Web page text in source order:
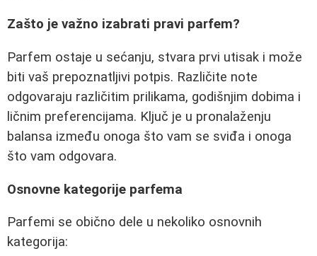
Zašto je važno izabrati pravi parfem?
Parfem ostaje u sećanju, stvara prvi utisak i može
biti vaš prepoznatljivi potpis. Različite note
odgovaraju različitim prilikama, godišnjim dobima i
ličnim preferencijama. Ključ je u pronalaženju
balansa između onoga što vam se sviđa i onoga
što vam odgovara.
Osnovne kategorije parfema
Parfemi se obično dele u nekoliko osnovnih
kategorija: